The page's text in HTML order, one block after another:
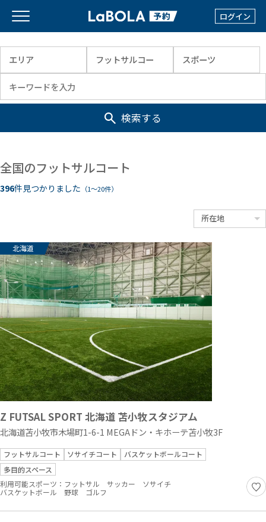
ログイン
検索する
全国のフットサルコート
396件見つかりました （1〜20件）
北海道
Z FUTSAL SPORT 北海道 苫小牧スタジアム
北海道苫小牧市木場町1-6-1 MEGAドン・キホーテ苫小牧3F
フットサルコート ソサイチコート
バスケットボールコート
多目的スペース
利用可能スポーツ： フットサル サッカー
ソサイチ
バスケットボール
野球 ゴルフ